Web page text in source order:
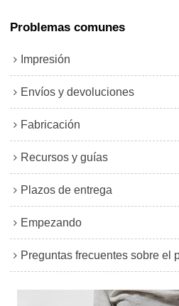
Problemas comunes
Impresión
Envíos y devoluciones
Fabricación
Recursos y guías
Plazos de entrega
Empezando
Preguntas frecuentes sobre el